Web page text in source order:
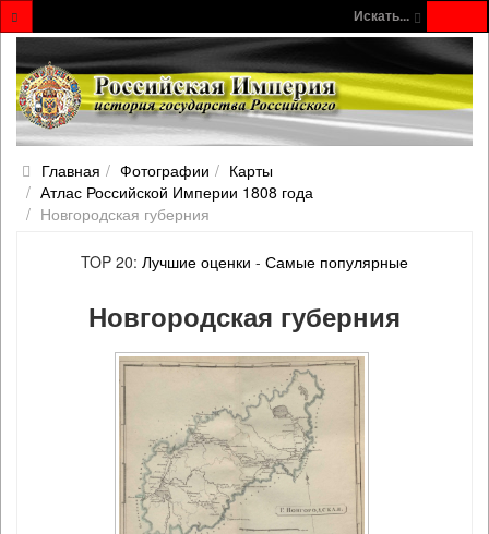
Искать...
Главная Фотографии
Карты
Атлас Российской Империи 1808 года
Новгородская губерния
TOP 20: Лучшие оценки - Самые популярные
Новгородская губерния